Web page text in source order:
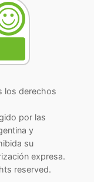
los derechos
por las
y
su
expresa.
reserved.